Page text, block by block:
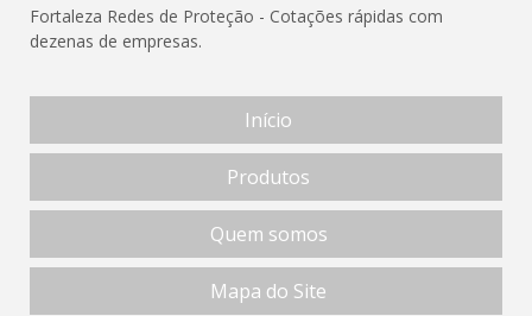
Fortaleza Redes de Proteção - Cotações rápidas com
dezenas de empresas.
Início
Produtos
Quem somos
Mapa do Site